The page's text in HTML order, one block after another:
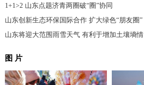
1+1>2 山东点题济青两圈破“圈”协同
山东创新生态环保国际合作 扩大绿色“朋友圈”
山东将迎大范围雨雪天气 有利于增加土壤墒情
图 片